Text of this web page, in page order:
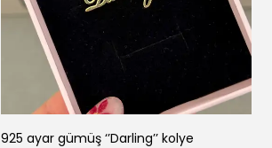
925 ayar gümüş ‘’Darling’’ kolye